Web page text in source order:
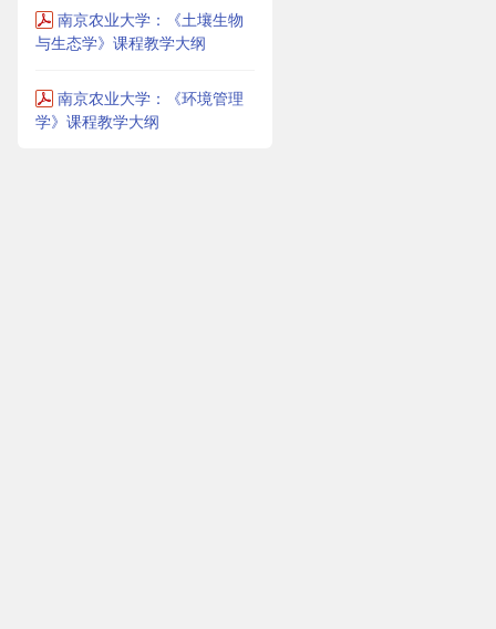
南京农业大学：《土壤生物
与生态学》课程教学大纲
南京农业大学：《环境管理
学》课程教学大纲